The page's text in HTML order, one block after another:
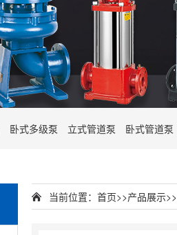
卧式多级泵 立式管道泵 卧式管道泵
当前位置： 首页>>产品展示>>